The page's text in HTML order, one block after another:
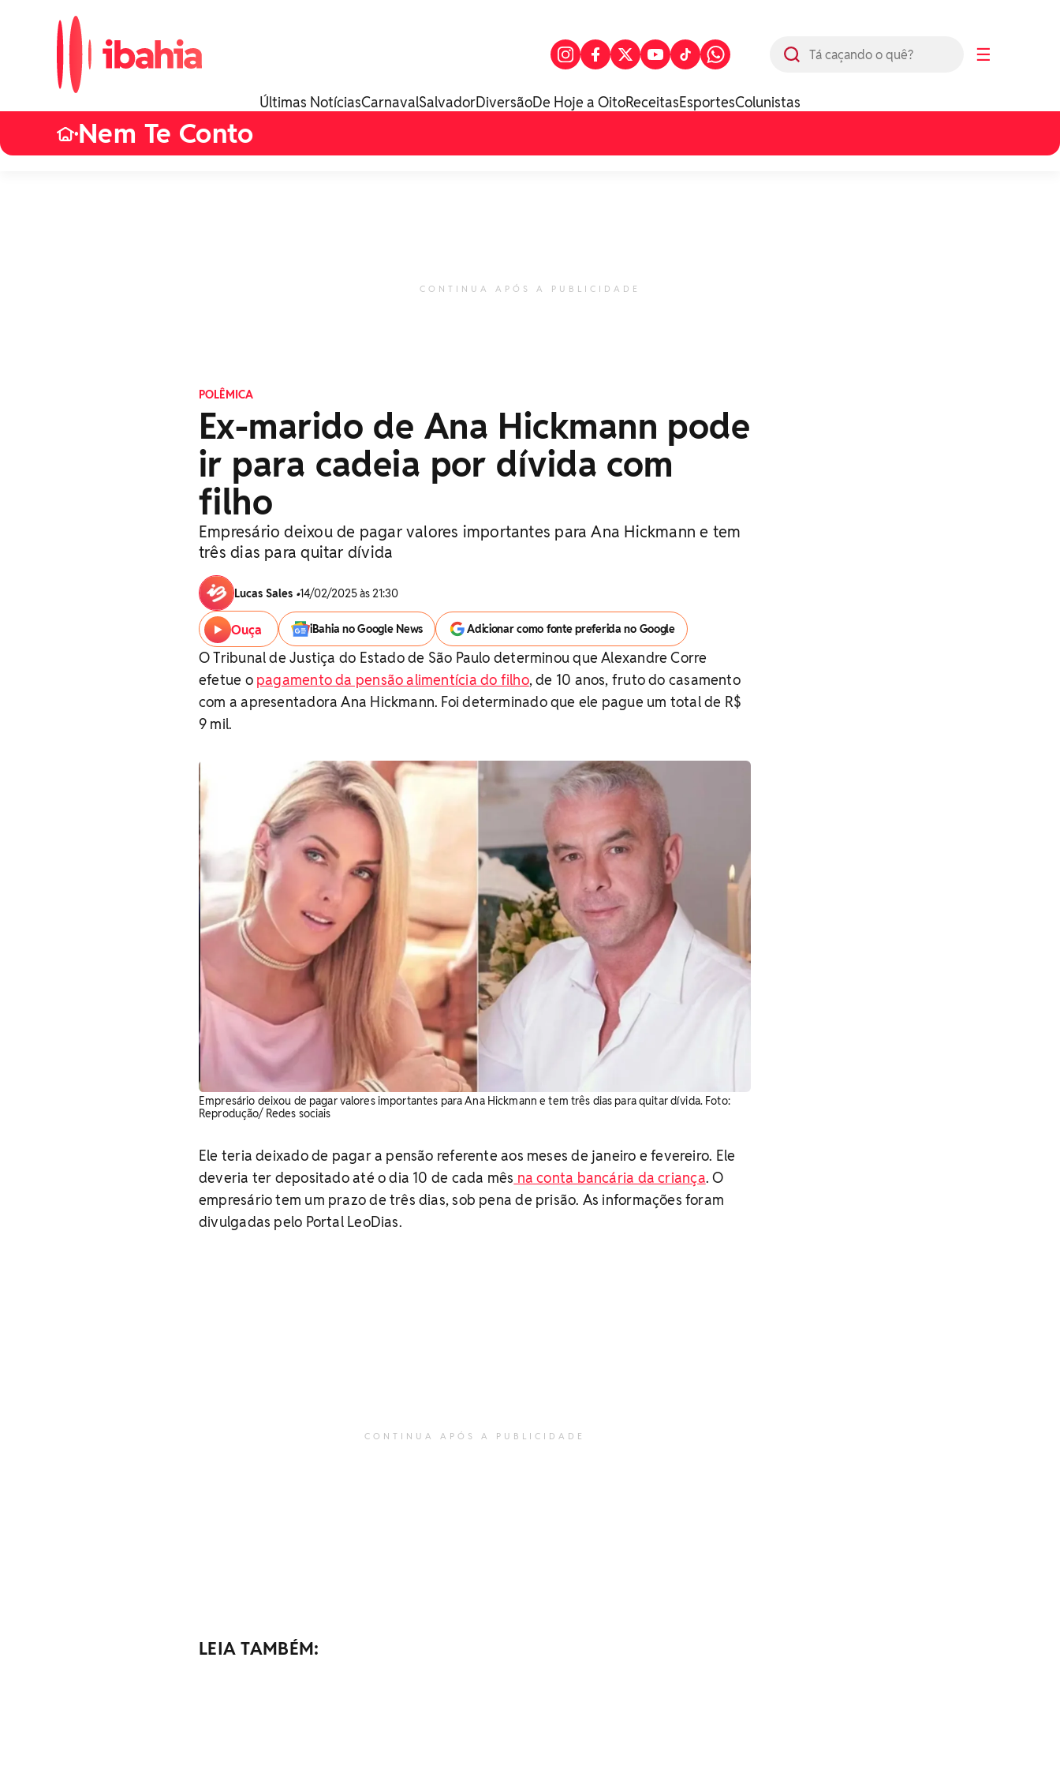
☰
Últimas NotíciasCarnavalSalvadorDiversãoDe Hoje a OitoReceitasEsportesColunistas
•Nem Te Conto
CONTINUA APÓS A PUBLICIDADE
POLÊMICA
Ex-marido de Ana Hickmann pode
ir para cadeia por dívida com
filho
Empresário deixou de pagar valores importantes para Ana Hickmann e tem
três dias para quitar dívida
Lucas Sales •14/02/2025 às 21:30
Ouça iBahia no Google News Adicionar como fonte preferida no Google
O Tribunal de Justiça do Estado de São Paulo determinou que Alexandre Corre
efetue o pagamento da pensão alimentícia do filho, de 10 anos, fruto do casamento
com a apresentadora Ana Hickmann. Foi determinado que ele pague um total de R$
9 mil.
Empresário deixou de pagar valores importantes para Ana Hickmann e tem três dias para quitar dívida. Foto:
Reprodução/ Redes sociais
Ele teria deixado de pagar a pensão referente aos meses de janeiro e fevereiro. Ele
deveria ter depositado até o dia 10 de cada mês na conta bancária da criança. O
empresário tem um prazo de três dias, sob pena de prisão. As informações foram
divulgadas pelo Portal LeoDias.
CONTINUA APÓS A PUBLICIDADE
LEIA TAMBÉM: